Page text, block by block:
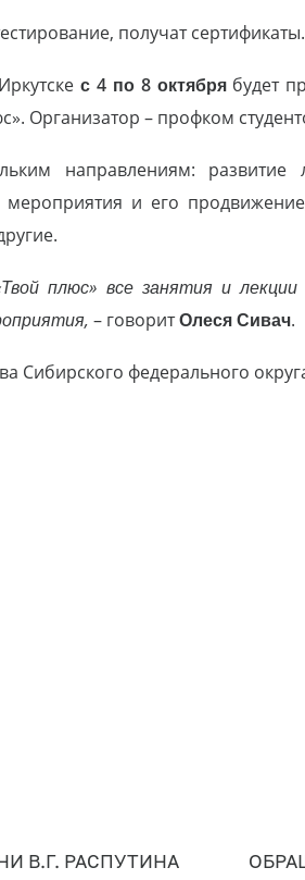
получат сертификаты.
с 4 по 8 октябрябудет
Организатор – профком
направлениям: развитие
и его
плюс» все занятия и
– говоритОлеся Сивач.
Сибирского федерального
В.Г. РАСПУТИНА